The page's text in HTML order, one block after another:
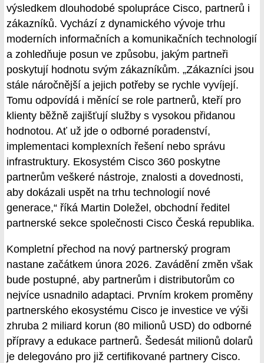
výsledkem dlouhodobé spolupráce Cisco, partnerů i
zákazníků. Vychází z dynamického vývoje trhu
moderních informačních a komunikačních technologií
a zohledňuje posun ve způsobu, jakým partneři
poskytují hodnotu svým zákazníkům. „Zákazníci jsou
stále náročnější a jejich potřeby se rychle vyvíjejí.
Tomu odpovídá i měnící se role partnerů, kteří pro
klienty běžně zajišťují služby s vysokou přidanou
hodnotou. Ať už jde o odborné poradenství,
implementaci komplexních řešení nebo správu
infrastruktury. Ekosystém Cisco 360 poskytne
partnerům veškeré nástroje, znalosti a dovednosti,
aby dokázali uspět na trhu technologií nové
generace,“ říká Martin Doležel, obchodní ředitel
partnerské sekce společnosti Cisco Česká republika.
Kompletní přechod na nový partnerský program
nastane začátkem února 2026. Zavádění změn však
bude postupné, aby partnerům i distributorům co
nejvíce usnadnilo adaptaci. Prvním krokem proměny
partnerského ekosystému Cisco je investice ve výši
zhruba 2 miliard korun (80 milionů USD) do odborné
přípravy a edukace partnerů. Šedesát milionů dolarů
je delegováno pro již certifikované partnery Cisco.